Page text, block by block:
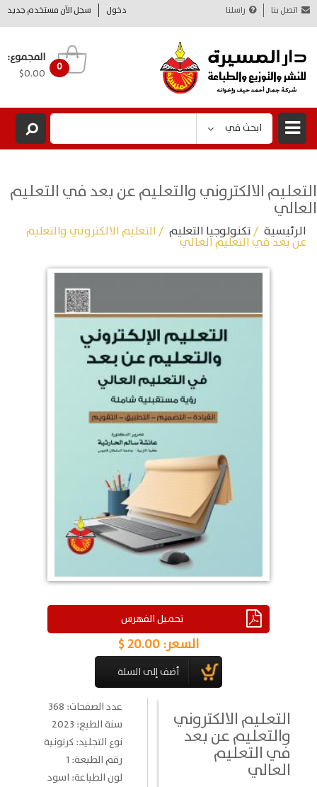
دخول سجل الآن مستخدم جديد اتصل بنا راسلنا
0
المجموع:
$0.00
ابحث في
التعليم الالكتروني والتعليم عن بعد في التعليم
العالي
الرئيسية /تكنولوجيا التعليم / التعليم الالكتروني والتعليم
عن بعد في التعليم العالي
تحميل الفهرس
السعر: 20.00 $
التعليم الالكتروني
والتعليم عن بعد
في التعليم
العالي
عدد الصفحات: 368
سنة الطبع: 2023
نوع التجليد: كرتونية
رقم الطبعة: 1
لون الطباعة: اسود